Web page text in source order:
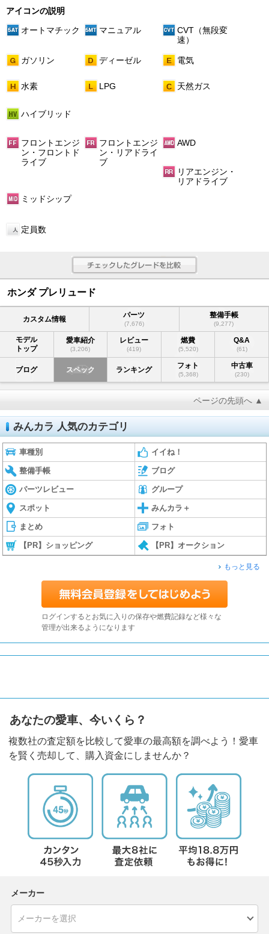
アイコンの説明
オートマチック
マニュアル
CVT（無段変
速）
ガソリン ディーゼル 電気
水素 LPG 天然ガス
ハイブリッド
フロントエンジ
ン・フロントド
ライブ
フロントエンジ
ン・リアドライ
ブ
AWD
リアエンジン・
リアドライブ
ミッドシップ
定員数
ホンダ プレリュード
カスタム情報 パーツ
(7,676)
整備手帳
(9,277)
モデル
トップ
愛車紹介
(3,206)
レビュー
(419)
燃費
(5,520)
Q&A
(61)
ブログ スペック ランキング フォト
(5,368)
中古車
(230)
ページの先頭へ ▲
みんカラ 人気のカテゴリ
車種別 イイね！
整備手帳 ブログ
パーツレビュー グループ
スポット みんカラ＋
まとめ フォト
【PR】ショッピング 【PR】オークション
もっと見る
ログインするとお気に入りの保存や燃費記録など様々な
管理が出来るようになります
あなたの愛車、今いくら？
複数社の査定額を比較して愛車の最高額を調べよう！愛車
を賢く売却して、購入資金にしませんか？
メーカー